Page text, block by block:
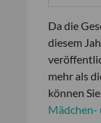
Da die
diesem
mehr als
können
Mädchen-